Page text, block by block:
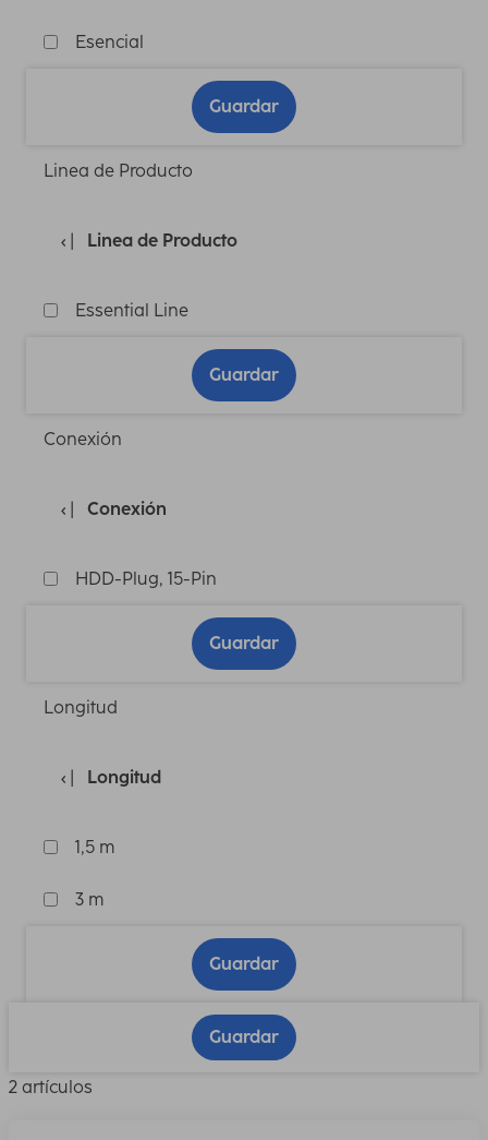
Esencial
Guardar
Linea de Producto
Linea de Producto
Essential Line
Guardar
Conexión
Conexión
HDD-Plug, 15-Pin
Guardar
Longitud
Longitud
1,5 m
3 m
Guardar
Guardar
2 artículos